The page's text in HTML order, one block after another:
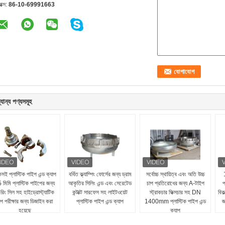
86-10-69991663
পণ্যসমূহ
প্লাস্টিক পাইপ এন্ড ক্যাপ
প্লাস্টিক পাইপের জন্য
সিল সহ হাইড্রোস্ট্যাটিক
পরীক্ষার জন্য ডিজাইন করা
হয়েছে
বর্ধিত ক্ল্যাম্পিং ফোর্সের জন্য ড্রাম
আকৃতির সিলিং এন্ড এবং সেরেটেড
কন্টাক্ট সারফেস সহ লাইটওয়েট
প্লাস্টিক পাইপ এন্ড ক্যাপ
সর্বোচ্চ স্থায়িত্ব এবং অতি উচ্চ
চাপ প্রতিরোধের জন্য A-টাইপ
স্ট্রাকচার ফিক্সচার সহ DN
1400mm প্লাস্টিক পাইপ এন্ড
ক্যাপ